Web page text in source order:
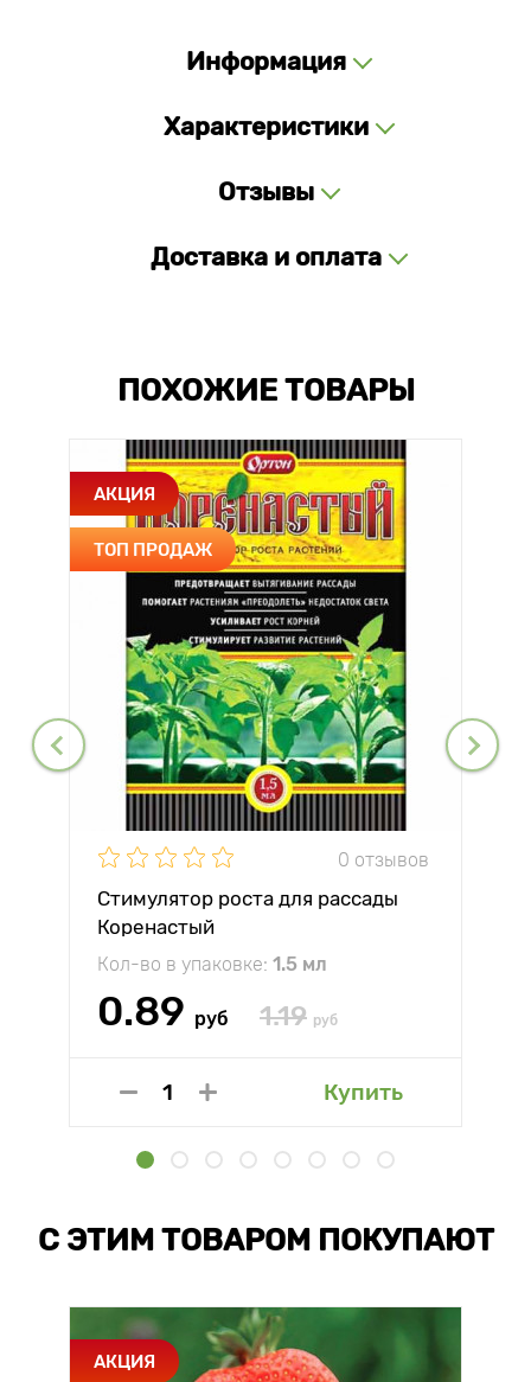
Информация
Характеристики
Отзывы
Доставка и оплата
ПОХОЖИЕ ТОВАРЫ
АКЦИЯ
ТОП ПРОДАЖ
0 отзывов
Стимулятор роста для рассады
Коренастый
Кол-во в упаковке: 1.5 мл
0.89 руб 1.19 руб
Купить
С ЭТИМ ТОВАРОМ ПОКУПАЮТ
АКЦИЯ